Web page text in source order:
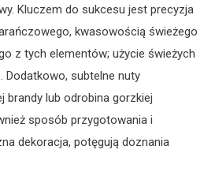
Kluczem do sukcesu jest precyzja
kwasowością świeżego
z tych elementów; użycie świeżych
Dodatkowo, subtelne nuty
brandy lub odrobina gorzkiej
sposób przygotowania i
dekoracja, potęgują doznania